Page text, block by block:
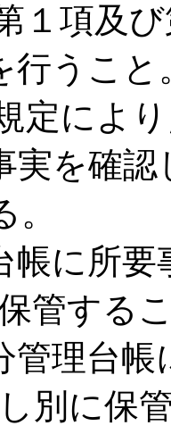
項及び
行うこと
により
実を確
に所要
管する
理台帳
別に保